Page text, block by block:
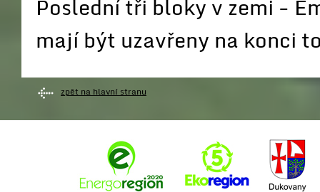
Poslední tři bloky v zemi -
mají být uzavřeny na konci
zpět na hlavní stranu